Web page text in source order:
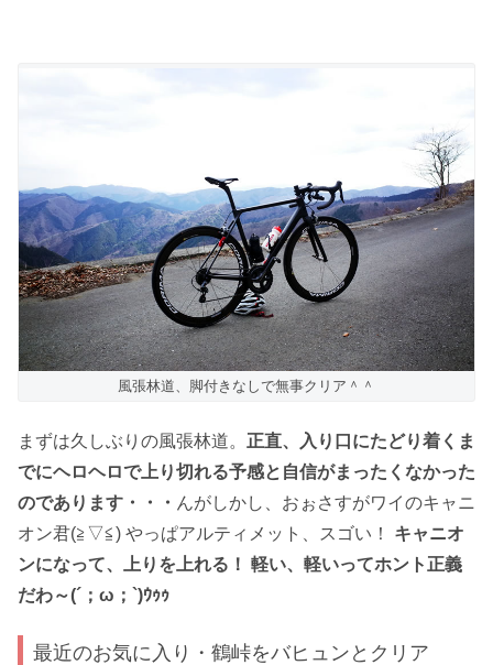
風張林道、脚付きなしで無事クリア＾＾
まずは久しぶりの風張林道。 正直、入り口にたどり着くま
でにヘロヘロで上り切れる予感と自信がまったくなかった
のであります・・・ んがしかし、おぉさすがワイのキャニ
オン君(≧▽≦) やっぱアルティメット、スゴい！ キャニオ
ンになって、上りを上れる！ 軽い、軽いってホント正義
だわ～(´；ω；`)ｳｩｩ
最近のお気に入り・鶴峠をバヒュンとクリア